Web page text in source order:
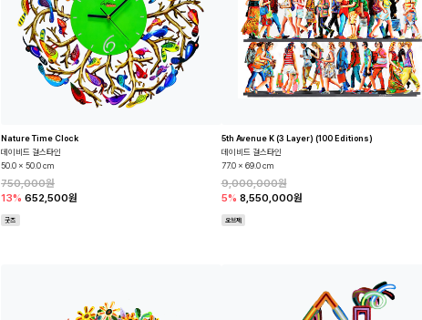
Nature Time Clock
데이비드 걸스타인
50.0 x 50.0 cm
750,000원
13% 652,500원
굿즈
5th Avenue K (3 Layer) (100 Editions)
데이비드 걸스타인
77.0 x 69.0 cm
9,000,000원
5% 8,550,000원
오브제